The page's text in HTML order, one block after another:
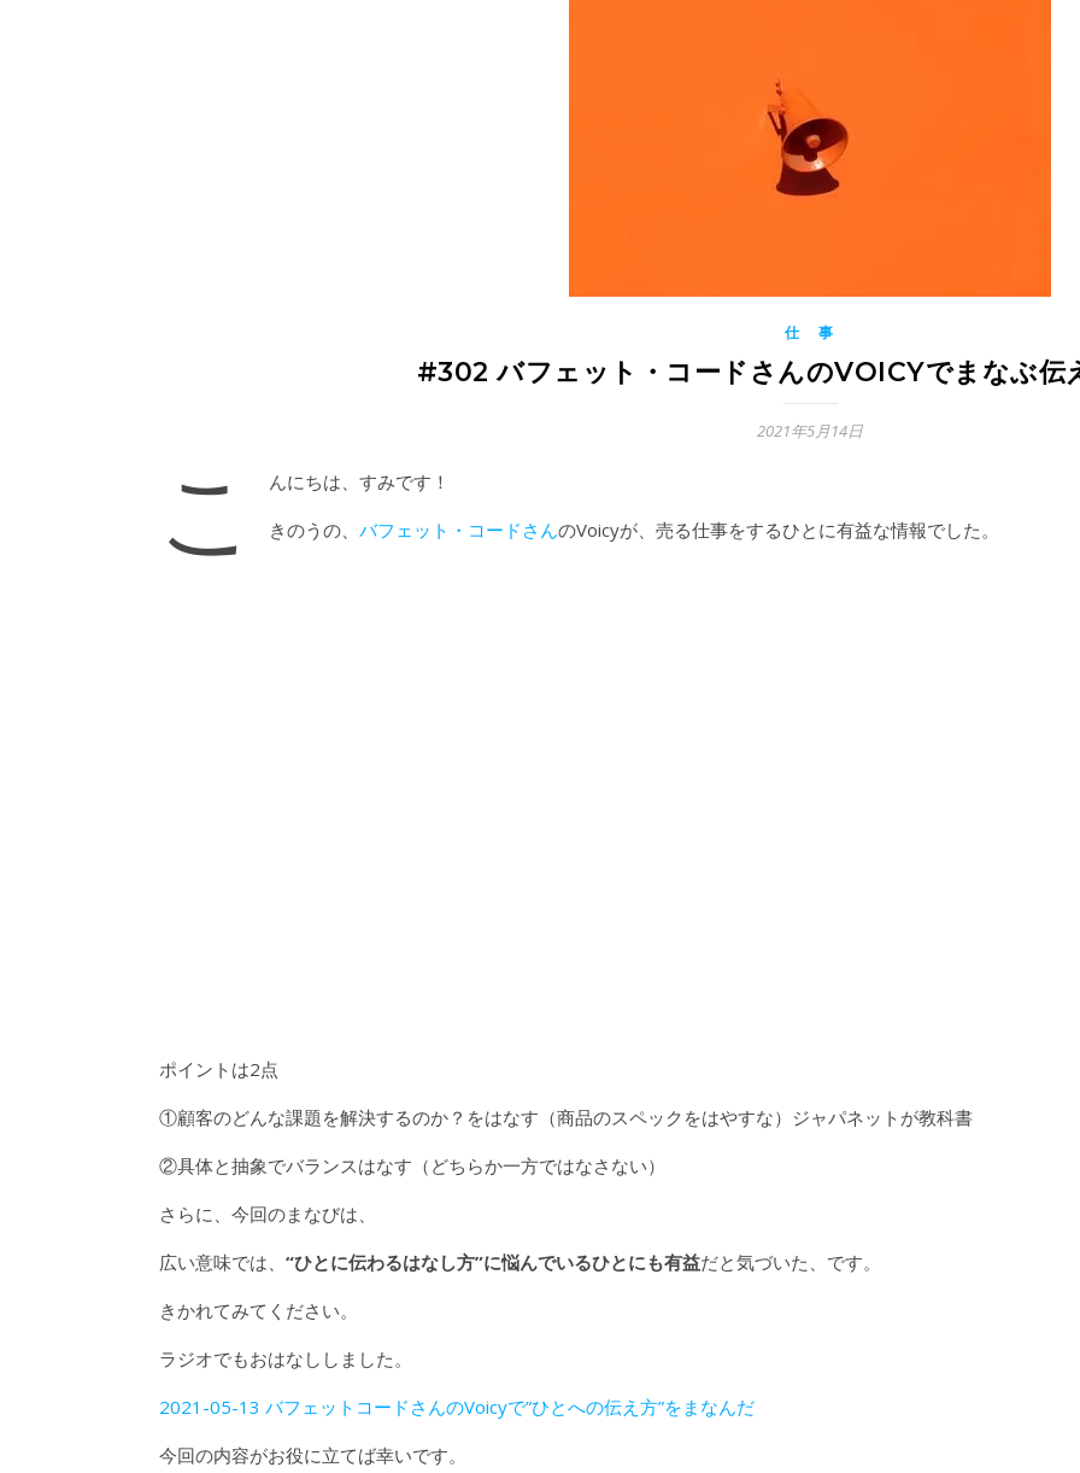
仕 事
#302 バフェット・コードさんのVOICYでまなぶ伝
2021年5月14日
こ
んにちは、すみです！
きのうの、 バフェット・コードさんのVoicyが、売る仕事をするひとに有益な情報でした。
ポイントは2点
①顧客のどんな課題を解決するのか？をはなす（商品のスペックをはやすな）ジャパネットが教科書
②具体と抽象でバランスはなす（どちらか一方ではなさない）
さらに、今回のまなびは、
広い意味では、 “ひとに伝わるはなし方”に悩んでいるひとにも有益だと気づいた、です。
きかれてみてください。
ラジオでもおはなししました。
2021-05-13 バフェットコードさんのVoicyで”ひとへの伝え方”をまなんだ
今回の内容がお役に立てば幸いです。